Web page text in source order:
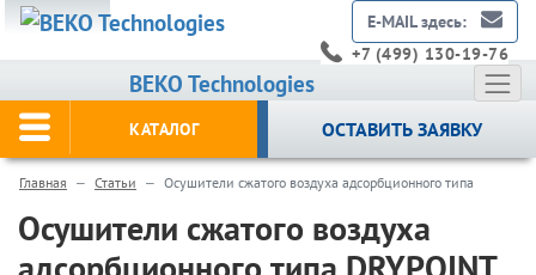
BEKO Technologies
E-MAIL здесь:
+7 (499) 130-19-76
КАТАЛОГ ОСТАВИТЬ ЗАЯВКУ
Главная Статьи Осушители сжатого воздуха адсорбционного типа
Осушители сжатого воздуха